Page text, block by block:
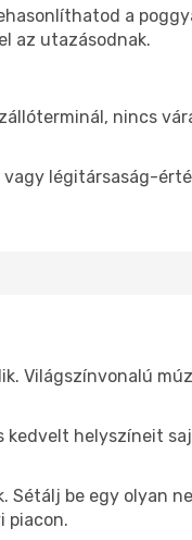
a
az utazásodnak.
nincs
légitársaság-
Világszínvonalú
kedvelt helyszíneit
Sétálj be egy olyan
piacon.